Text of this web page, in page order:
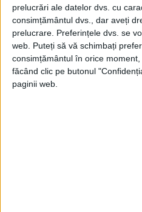
prelucrări ale datelor dvs. cu
consimțământul dvs., dar aveți
prelucrare. Preferințele dvs. se
web. Puteți să vă schimbați
consimțământul în orice
făcând clic pe butonul
paginii web.